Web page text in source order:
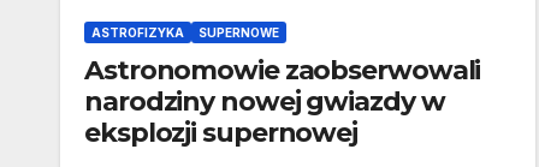
ASTROFIZYKA SUPERNOWE
Astronomowie zaobserwowali
narodziny nowej gwiazdy w
eksplozji supernowej